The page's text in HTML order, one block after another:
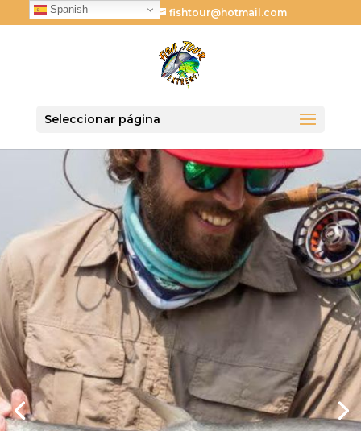
621 024 731 fishtour@hotmail.com
Seleccionar página
Spanish